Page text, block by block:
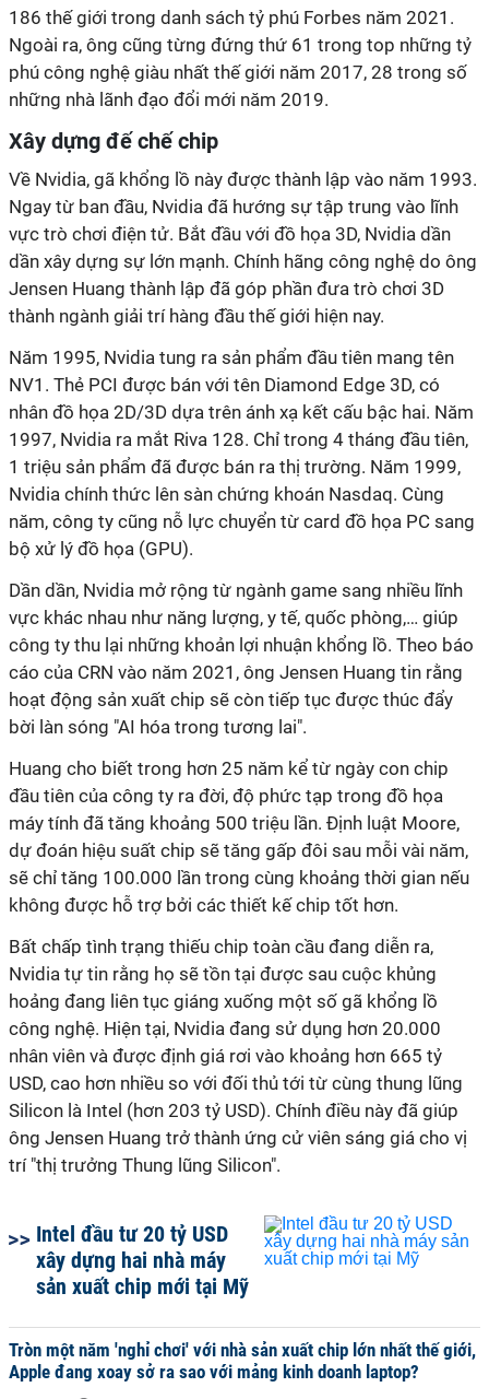
186 thế giới trong danh sách tỷ phú Forbes năm 2021.
Ngoài ra, ông cũng từng đứng thứ 61 trong top những tỷ
phú công nghệ giàu nhất thế giới năm 2017, 28 trong số
những nhà lãnh đạo đổi mới năm 2019.
Xây dựng đế chế chip
Về Nvidia, gã khổng lồ này được thành lập vào năm 1993.
Ngay từ ban đầu, Nvidia đã hướng sự tập trung vào lĩnh
vực trò chơi điện tử. Bắt đầu với đồ họa 3D, Nvidia dần
dần xây dựng sự lớn mạnh. Chính hãng công nghệ do ông
Jensen Huang thành lập đã góp phần đưa trò chơi 3D
thành ngành giải trí hàng đầu thế giới hiện nay.
Năm 1995, Nvidia tung ra sản phẩm đầu tiên mang tên
NV1. Thẻ PCI được bán với tên Diamond Edge 3D, có
nhân đồ họa 2D/3D dựa trên ánh xạ kết cấu bậc hai. Năm
1997, Nvidia ra mắt Riva 128. Chỉ trong 4 tháng đầu tiên,
1 triệu sản phẩm đã được bán ra thị trường. Năm 1999,
Nvidia chính thức lên sàn chứng khoán Nasdaq. Cùng
năm, công ty cũng nỗ lực chuyển từ card đồ họa PC sang
bộ xử lý đồ họa (GPU).
Dần dần, Nvidia mở rộng từ ngành game sang nhiều lĩnh
vực khác nhau như năng lượng, y tế, quốc phòng,… giúp
công ty thu lại những khoản lợi nhuận khổng lồ. Theo báo
cáo của CRN vào năm 2021, ông Jensen Huang tin rằng
hoạt động sản xuất chip sẽ còn tiếp tục được thúc đẩy
bời làn sóng "AI hóa trong tương lai".
Huang cho biết trong hơn 25 năm kể từ ngày con chip
đầu tiên của công ty ra đời, độ phức tạp trong đồ họa
máy tính đã tăng khoảng 500 triệu lần. Định luật Moore,
dự đoán hiệu suất chip sẽ tăng gấp đôi sau mỗi vài năm,
sẽ chỉ tăng 100.000 lần trong cùng khoảng thời gian nếu
không được hỗ trợ bởi các thiết kế chip tốt hơn.
Bất chấp tình trạng thiếu chip toàn cầu đang diễn ra,
Nvidia tự tin rằng họ sẽ tồn tại được sau cuộc khủng
hoảng đang liên tục giáng xuống một số gã khổng lồ
công nghệ. Hiện tại, Nvidia đang sử dụng hơn 20.000
nhân viên và được định giá rơi vào khoảng hơn 665 tỷ
USD, cao hơn nhiều so với đối thủ tới từ cùng thung lũng
Silicon là Intel (hơn 203 tỷ USD). Chính điều này đã giúp
ông Jensen Huang trở thành ứng cử viên sáng giá cho vị
trí "thị trưởng Thung lũng Silicon".
Intel đầu tư 20 tỷ USD
xây dựng hai nhà máy
sản xuất chip mới tại Mỹ
Tròn một năm 'nghỉ chơi' với nhà sản xuất chip lớn nhất thế giới,
Apple đang xoay sở ra sao với mảng kinh doanh laptop?